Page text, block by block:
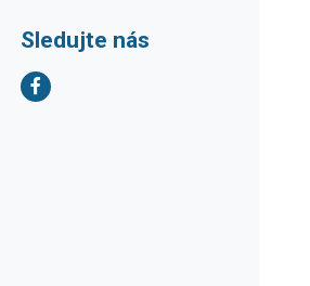
Sledujte nás